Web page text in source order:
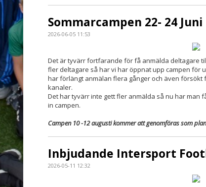
Sommarcampen 22- 24
2026-06-05 11:53
Det är tyvärr fortfarande för få anmälda deltagare
fler deltagare så har vi har öppnat upp campen för
har förlängt anmälan flera gånger och även försökt
kanaler.
Det har tyvärr inte gett fler anmälda så nu har man
in campen.
Campen 10 -12 augusti kommer att genomföras som
Inbjudande Intersport
2026-05-11 12:32